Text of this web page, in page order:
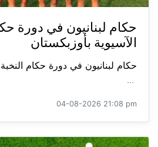
حكام لبنانيون في دورة
الآسيوية بأوزبكستان
حكام لبنانيون في دورة حكام
04-08-2026 21:08 pm